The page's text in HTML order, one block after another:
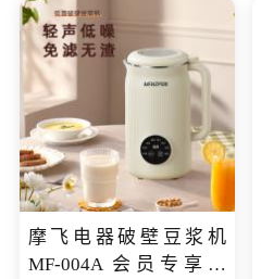
摩飞电器破壁豆浆机
MF-004A 会员专享价